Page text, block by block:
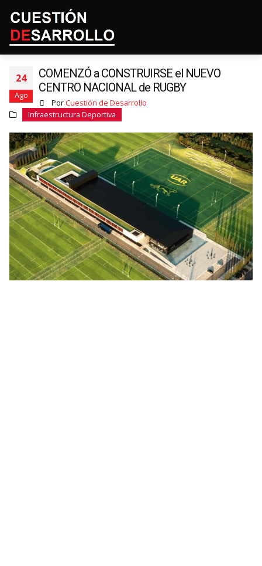
24
Ago
COMENZÓ a CONSTRUIRSE el NUEVO
CENTRO NACIONAL de RUGBY
Por Cuestión de Desarrollo
Infraestructura Deportiva